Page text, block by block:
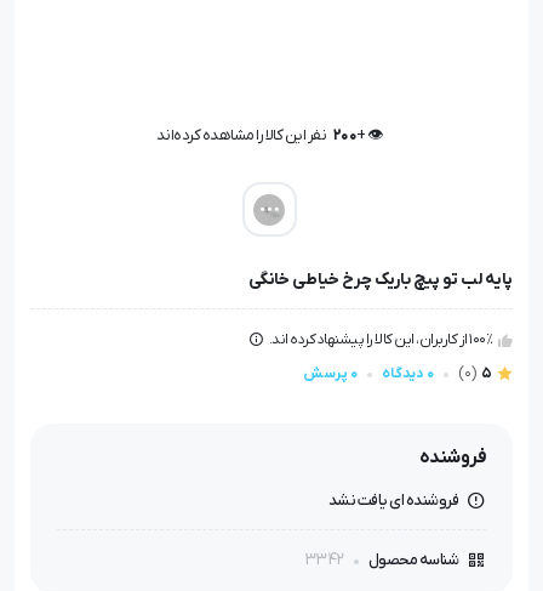
👁️ +
200 نفر این کالا را مشاهده کرده‌اند
پایه لب تو پیچ باریک چرخ خیاطی خانگی
100٪ از کاربران، این کالا را پیشنهاد کرده اند.
5
(0) 0 دیدگاه 0 پرسش
فروشنده
فروشنده ای یافت نشد
شناسه محصول 3342